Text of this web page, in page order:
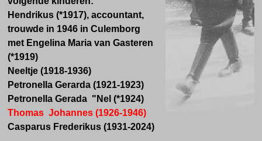
Hendrikus (*1917), accountant,
trouwde in 1946 in Culemborg
met Engelina Maria van Gasteren
(*1919)
Neeltje (1918-1936)
Petronella Gerarda (1921-1923)
Petronella Gerada "Nel (*1924)
Thomas Johannes (1926-1946)
Casparus Frederikus (1931-2024)